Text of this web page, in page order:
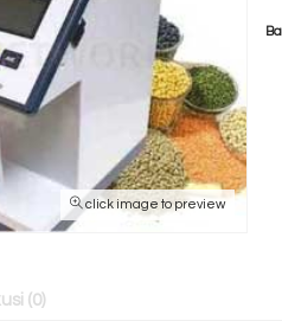
click image to preview
(0)